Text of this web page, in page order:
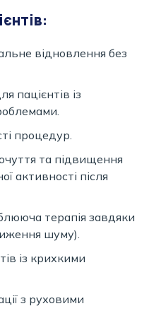
відновлення без
пацієнтів із
процедур.
та підвищення
активності після
терапія завдяки
шуму).
із крихкими
з руховими